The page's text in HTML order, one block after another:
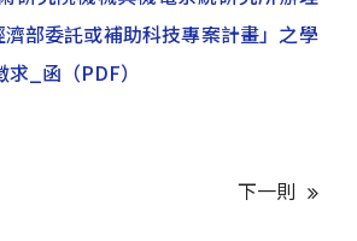
濟部委託或補助科技專案計畫」之學
求_函 （PDF）
下一則